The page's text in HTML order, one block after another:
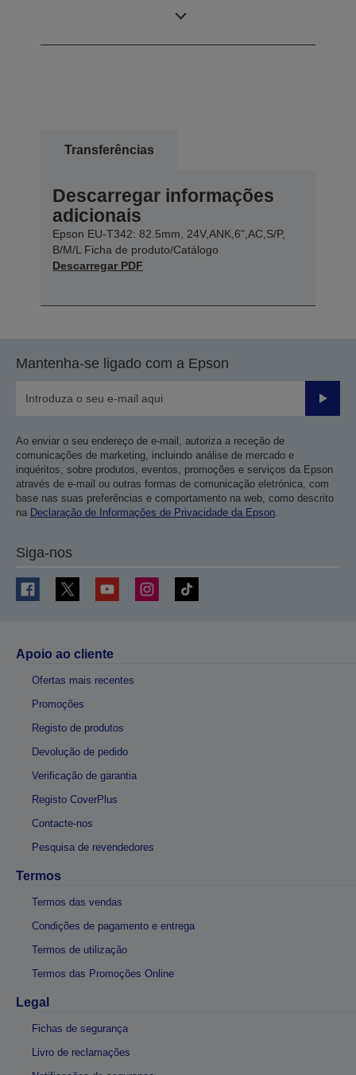
Transferências
Descarregar informações
adicionais
Epson EU-T342: 82.5mm, 24V,ANK,6",AC,S/P,
B/M/L Ficha de produto/Catálogo
Descarregar PDF
Mantenha-se ligado com a Epson
Enviar
Ao enviar o seu endereço de e-mail, autoriza a receção de
comunicações de marketing, incluindo análise de mercado e
inquéritos, sobre produtos, eventos, promoções e serviços da Epson
através de e-mail ou outras formas de comunicação eletrónica, com
base nas suas preferências e comportamento na web, como descrito
na Declaração de Informações de Privacidade da Epson
Siga-nos
Apoio ao cliente
Ofertas mais recentes
Promoções
Registo de produtos
Devolução de pedido
Verificação de garantia
Registo CoverPlus
Contacte-nos
Pesquisa de revendedores
Termos
Termos das vendas
Condições de pagamento e entrega
Termos de utilização
Termos das Promoções Online
Legal
Fichas de segurança
Livro de reclamações